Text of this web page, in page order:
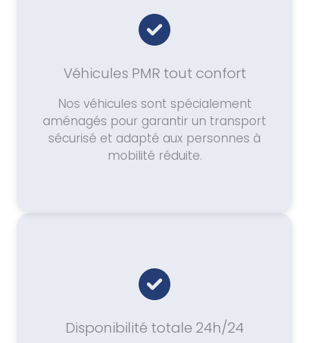
Véhicules PMR tout confort
Nos véhicules sont spécialement
aménagés pour garantir un transport
sécurisé et adapté aux personnes à
mobilité réduite.
Disponibilité totale 24h/24